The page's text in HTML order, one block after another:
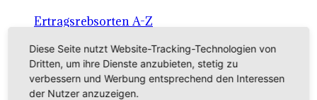
Ertragsrebsorten A-Z
in Deutschland
Rebsorten international
Diese Seite nutzt Website-Tracking-Technologien von
Dritten, um ihre Dienste anzubieten, stetig zu
verbessern und Werbung entsprechend den Interessen
der Nutzer anzuzeigen.